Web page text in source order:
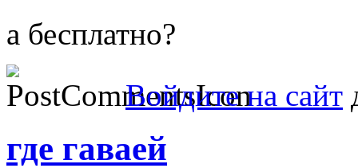
а бесплатно?
Войдите на сайт
где гаваей